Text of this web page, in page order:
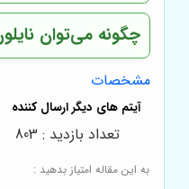
چگونه می‌توان
مشخصات
به این مقاله امتیاز بدهید :
تعداد بازدید : 803